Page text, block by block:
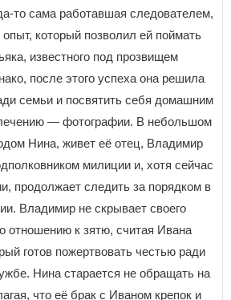
то сама работавшая следователем,
который позволил ей поймать
известного под прозвищем
после этого успеха она решила
семьи и посвятить себя домашним
— фотографии. В небольшом
Нина, живет её отец, Владимир
милиции и, хотя сейчас
продолжает следить за порядком в
Владимир не скрывает своего
отношению к зятю, считая Ивана
готов пожертвовать честью ради
Нина старается не обращать на
что её брак с Иваном крепок и